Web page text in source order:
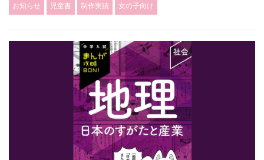
お知らせ 児童書 制作実績 女の子向け